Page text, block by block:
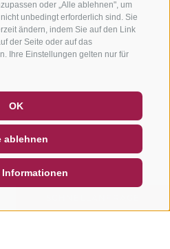
oder „Alle ablehnen", um
unbedingt erforderlich sind. Sie
ändern, indem Sie auf den Link
der Seite oder auf das
Ihre Einstellungen gelten nur für
OK
ablehnen
Informationen
WALL WETTER